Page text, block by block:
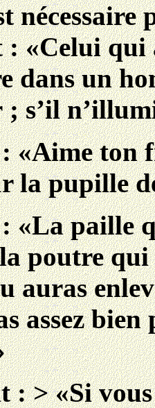
«Celui qui
dans un
s’il
«Aime ton
la pupille
«La paille
poutre
auras
assez
: > «Si